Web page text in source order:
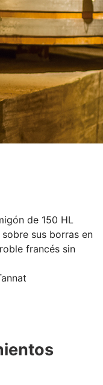
de 150 HL
sus borras en
francés sin